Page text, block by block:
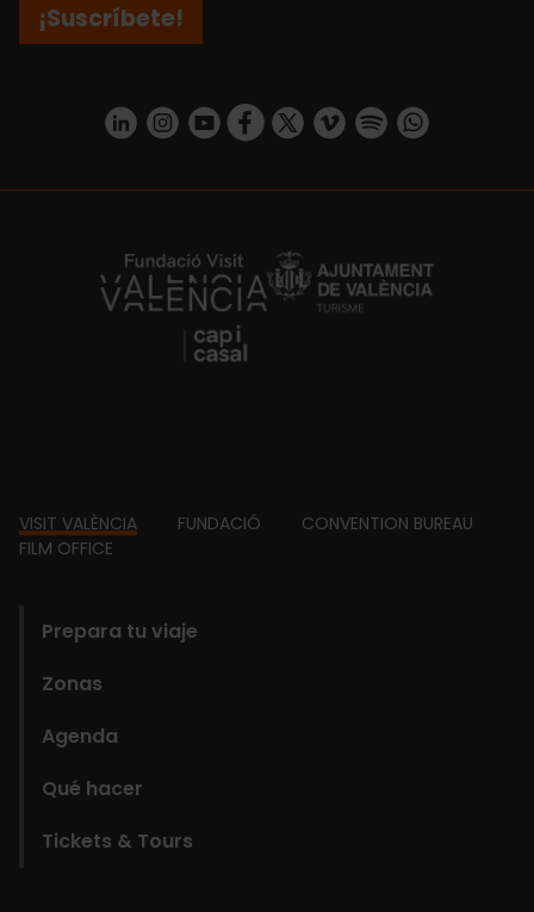
¡Suscríbete!
https://www.linkedin.com/company/turismo-valencia/mycompany/
https://www.instagram.com/visit_valencia/
https://www.youtube.com/user/
https://www.facebook.com/
https://twitter.com/
https://vimeo.com/
https://https://api.whatsapp.com/
https://fundacion.visitvalencia.com/
Footer
VISIT VALÈNCIA FUNDACIÓ
CONVENTION BUREAU
FILM OFFICE
Prepara tu viaje
Zonas
Agenda
Qué hacer
Tickets & Tours